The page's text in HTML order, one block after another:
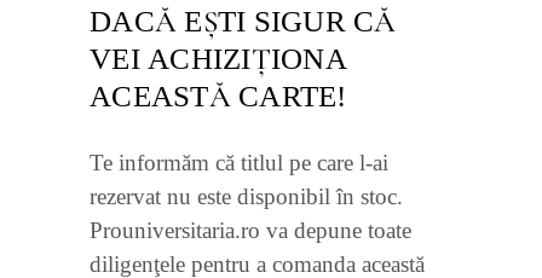
DACĂ EŞTI SIGUR CĂ
VEI ACHIZIŢIONA
ACEASTĂ CARTE!
Te informăm că titlul pe care l-ai
rezervat nu este disponibil în stoc.
Prouniversitaria.ro va depune toate
diligenţele pentru a comanda această